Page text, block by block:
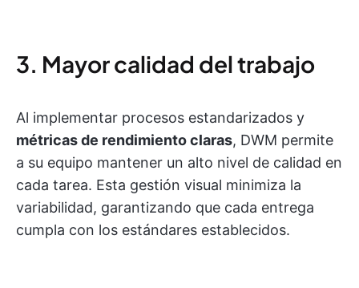
3. Mayor calidad del trabajo
Al implementar procesos estandarizados y
métricas de rendimiento claras, DWM permite
a su equipo mantener un alto nivel de calidad en
cada tarea. Esta gestión visual minimiza la
variabilidad, garantizando que cada entrega
cumpla con los estándares establecidos.